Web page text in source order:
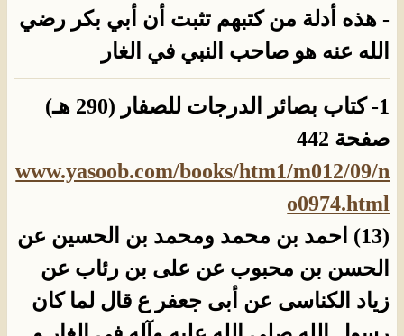
- هذه أدلة من كتبهم تثبت أن أبي بكر رضي
الله عنه هو صاحب النبي في الغار
1- كتاب بصائر الدرجات للصفار (290 هـ)
صفحة 442
www.yasoob.com/books/htm1/m012/09/n
o0974.html
(13) احمد بن محمد ومحمد بن الحسين عن
الحسن بن محبوب عن على بن رئاب عن
زياد الكناسى عن أبى جعفر ع قال لما كان